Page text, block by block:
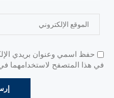
حفظ اسمي وعنوان بريدي
في هذا المتصفح لاستخدامهما في